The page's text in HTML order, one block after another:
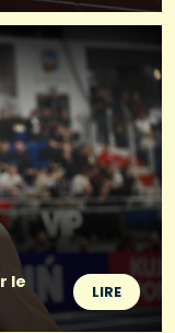
le
LIRE